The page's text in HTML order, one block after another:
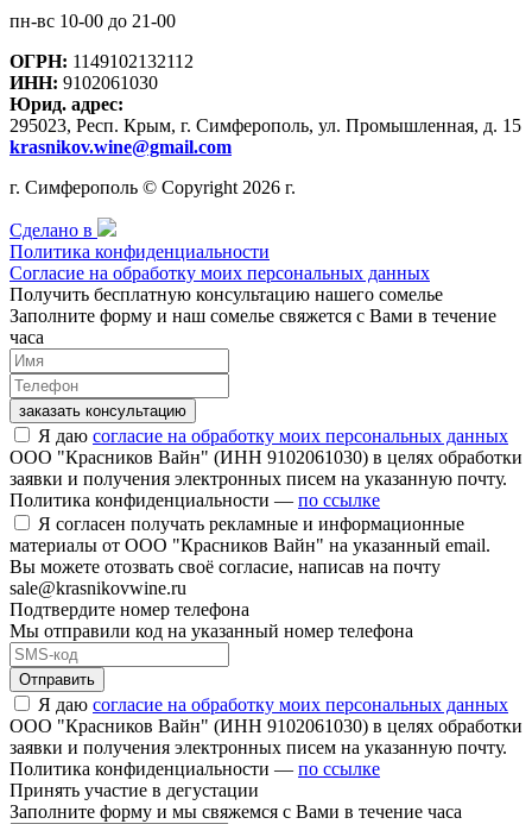
пн-вс 10-00 до 21-00
ОГРН: 1149102132112
ИНН: 9102061030
Юрид. адрес:
295023, Респ. Крым, г. Симферополь, ул. Промышленная, д. 15
krasnikov.wine@gmail.com
г. Симферополь © Copyright 2026 г.
Сделано в
Политика конфиденциальности
Согласие на обработку моих персональных данных
Получить бесплатную консультацию нашего сомелье
Заполните форму и наш сомелье свяжется с Вами в течение
часа
заказать консультацию
Я даю согласие на обработку моих персональных данных
ООО "Красников Вайн" (ИНН 9102061030) в целях обработки
заявки и получения электронных писем на указанную почту.
Политика конфиденциальности — по ссылке
Я согласен получать рекламные и информационные
материалы от ООО "Красников Вайн" на указанный email.
Вы можете отозвать своё согласие, написав на почту
sale@krasnikovwine.ru
Подтвердите номер телефона
Мы отправили код на указанный номер телефона
Отправить
Я даю согласие на обработку моих персональных данных
ООО "Красников Вайн" (ИНН 9102061030) в целях обработки
заявки и получения электронных писем на указанную почту.
Политика конфиденциальности — по ссылке
Принять участие в дегустации
Заполните форму и мы свяжемся с Вами в течение часа